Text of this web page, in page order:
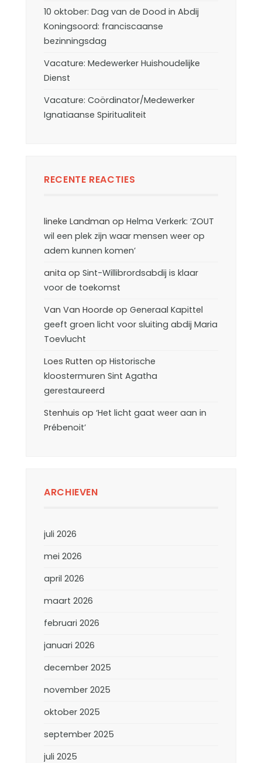
10 oktober: Dag van de Dood in Abdij
Koningsoord: franciscaanse
bezinningsdag
Vacature: Medewerker Huishoudelijke
Dienst
Vacature: Coördinator/Medewerker
Ignatiaanse Spiritualiteit
RECENTE REACTIES
lineke Landman op Helma Verkerk: ‘ZOUT
wil een plek zijn waar mensen weer op
adem kunnen komen’
anita op Sint-Willibrordsabdij is klaar
voor de toekomst
Van Van Hoorde op Generaal Kapittel
geeft groen licht voor sluiting abdij Maria
Toevlucht
Loes Rutten op Historische
kloostermuren Sint Agatha
gerestaureerd
Stenhuis op ‘Het licht gaat weer aan in
Prébenoit’
ARCHIEVEN
juli 2026
mei 2026
april 2026
maart 2026
februari 2026
januari 2026
december 2025
november 2025
oktober 2025
september 2025
juli 2025